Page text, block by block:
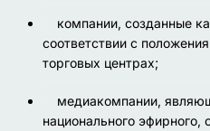
компании, созданные
соответствии с
торговых центрах;
медиакомпании,
национального эфирного,